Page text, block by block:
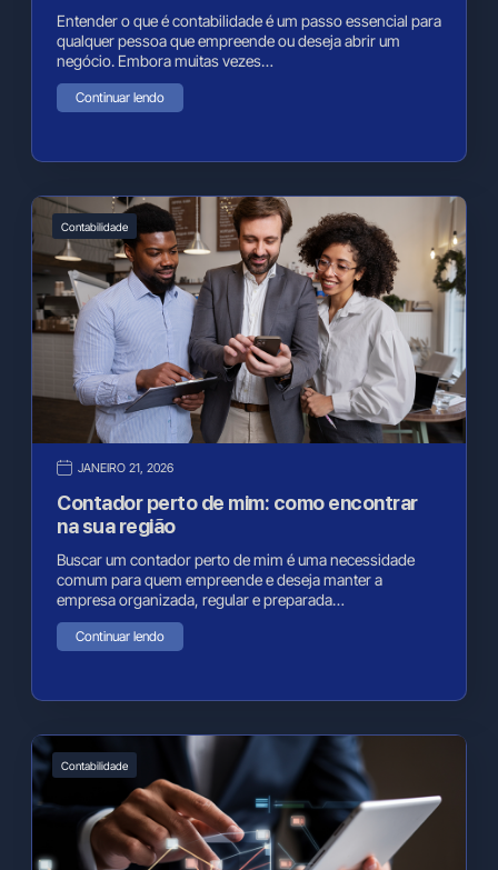
Entender o que é contabilidade é um passo essencial para
qualquer pessoa que empreende ou deseja abrir um
negócio. Embora muitas vezes…
Continuar lendo
Contabilidade
JANEIRO 21, 2026
Contador perto de mim: como encontrar
na sua região
Buscar um contador perto de mim é uma necessidade
comum para quem empreende e deseja manter a
empresa organizada, regular e preparada…
Continuar lendo
Contabilidade